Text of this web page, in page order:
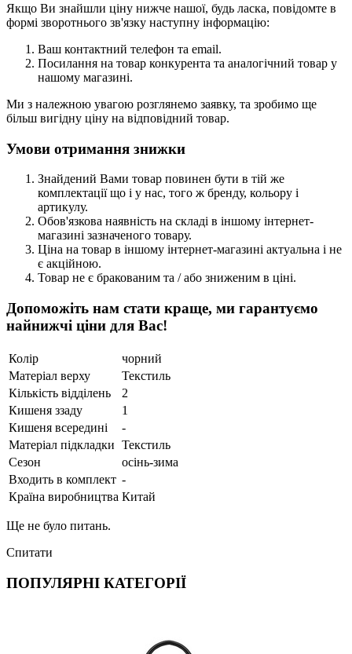
Якщо Ви знайшли ціну нижче нашої, будь ласка, повідомте в
формі зворотнього зв'язку наступну інформацію:
Ваш контактний телефон та email.
Посилання на товар конкурента та аналогічний товар у
нашому магазині.
Ми з належною увагою розглянемо заявку, та зробимо ще
більш вигідну ціну на відповідний товар.
Умови отримання знижки
Знайдений Вами товар повинен бути в тій же
комплектації що і у нас, того ж бренду, кольору і
артикулу.
Обов'язкова наявність на складі в іншому інтернет-
магазині зазначеного товару.
Ціна на товар в іншому інтернет-магазині актуальна і не
є акційною.
Товар не є бракованим та / або зниженим в ціні.
Допоможіть нам стати краще, ми гарантуємо
найнижчі ціни для Вас!
Колір
чорний
Матеріал верху
Текстиль
Кількість відділень
2
Кишеня ззаду
1
Кишеня всередині
-
Матеріал підкладки Текстиль
Сезон
осінь-зима
Входить в комплект -
Країна виробництва Китай
Ще не було питань.
Спитати
ПОПУЛЯРНІ КАТЕГОРІЇ